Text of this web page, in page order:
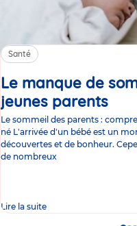
Santé
Le manque de
jeunes parents
Le sommeil des parents :
né L'arrivée d'un bébé est un
découvertes et de bonheur.
de nombreux
Lire la suite